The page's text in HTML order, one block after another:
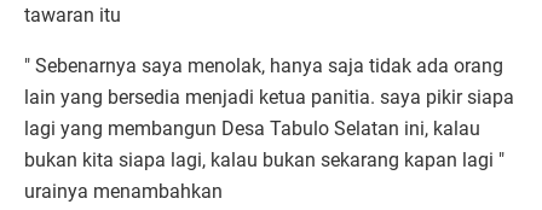
tawaran itu
" Sebenarnya saya menolak, hanya saja tidak ada orang
lain yang bersedia menjadi ketua panitia. saya pikir siapa
lagi yang membangun Desa Tabulo Selatan ini, kalau
bukan kita siapa lagi, kalau bukan sekarang kapan lagi "
urainya menambahkan